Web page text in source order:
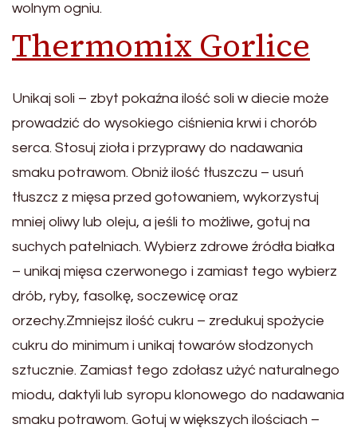
wolnym ogniu.
Thermomix Gorlice
Unikaj soli – zbyt pokaźna ilość soli w diecie może
prowadzić do wysokiego ciśnienia krwi i chorób
serca. Stosuj zioła i przyprawy do nadawania
smaku potrawom. Obniż ilość tłuszczu – usuń
tłuszcz z mięsa przed gotowaniem, wykorzystuj
mniej oliwy lub oleju, a jeśli to możliwe, gotuj na
suchych patelniach. Wybierz zdrowe źródła białka
– unikaj mięsa czerwonego i zamiast tego wybierz
drób, ryby, fasolkę, soczewicę oraz
orzechy.Zmniejsz ilość cukru – zredukuj spożycie
cukru do minimum i unikaj towarów słodzonych
sztucznie. Zamiast tego zdołasz użyć naturalnego
miodu, daktyli lub syropu klonowego do nadawania
smaku potrawom. Gotuj w większych ilościach –